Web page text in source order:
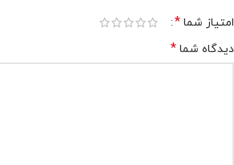
امتیاز شما *
دیدگاه شما *